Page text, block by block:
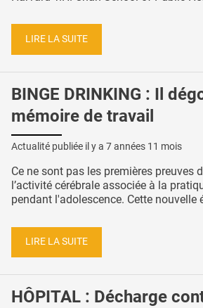
LIRE LA SUITE
BINGE DRINKING : Il
mémoire de travail
Actualité publiée il y a 7 années 11 mois
Ce ne sont pas les premières preuves
l’activité cérébrale associée à la
pendant l'adolescence. Cette nouvelle
LIRE LA SUITE
HÔPITAL : Décharge